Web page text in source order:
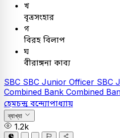
খ
বৃত্রসংহার
গ
বিরহ বিলাপ
ঘ
বীরাঙ্গনা কাব্য
SBC SBC Junior Officer SBC
Combined Bank Combined
হেমচন্দ্র বন্দ্যোপাধ্যায়
ব্যাখ্যা
1.2k